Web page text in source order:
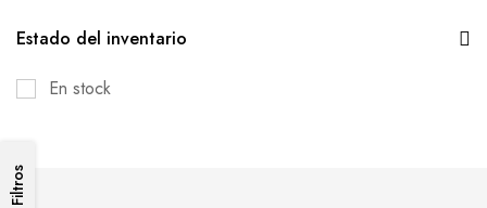
Estado del inventario
En stock
Filtros